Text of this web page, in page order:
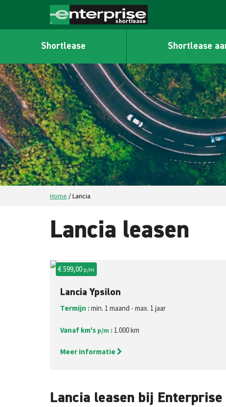
Shortlease Shortlease
Home /Lancia
Lancia leasen
€ 599,00p/m
Lancia Ypsilon
Termijn :min. 1 maand - max. 1 jaar
Vanaf km's p/m : 1.000 km
Meer informatie
Lancia leasen bij